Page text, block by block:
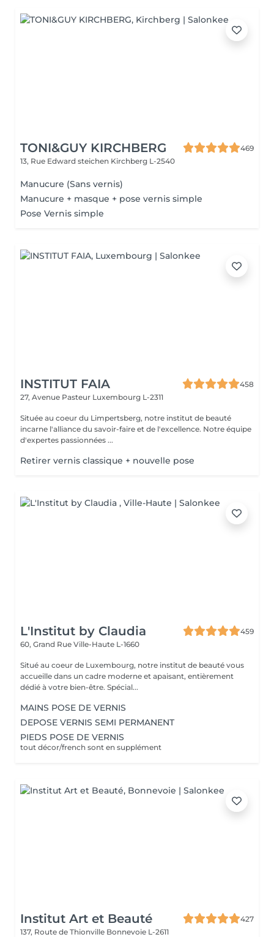
TONI&GUY KIRCHBERG
469
13, Rue Edward steichen Kirchberg L-2540
Manucure (Sans vernis)
Manucure + masque + pose vernis simple
Pose Vernis simple
INSTITUT FAIA
458
27, Avenue Pasteur Luxembourg L-2311
Située au coeur du Limpertsberg, notre institut de beauté
incarne l'alliance du savoir-faire et de l'excellence. Notre équipe
d'expertes passionnées ...
Retirer vernis classique + nouvelle pose
L'Institut by Claudia
459
60, Grand Rue Ville-Haute L-1660
Situé au coeur de Luxembourg, notre institut de beauté vous
accueille dans un cadre moderne et apaisant, entièrement
dédié à votre bien-être. Spécial...
MAINS POSE DE VERNIS
DEPOSE VERNIS SEMI PERMANENT
PIEDS POSE DE VERNIS
tout décor/french sont en supplément
Institut Art et Beauté
427
137, Route de Thionville Bonnevoie L-2611